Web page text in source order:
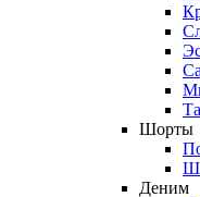
Шорты
Деним